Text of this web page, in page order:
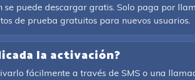
se puede descargar gratis. Solo paga por
de prueba gratuitos para nuevos usuarios.
la activación?
fácilmente a través de SMS o una